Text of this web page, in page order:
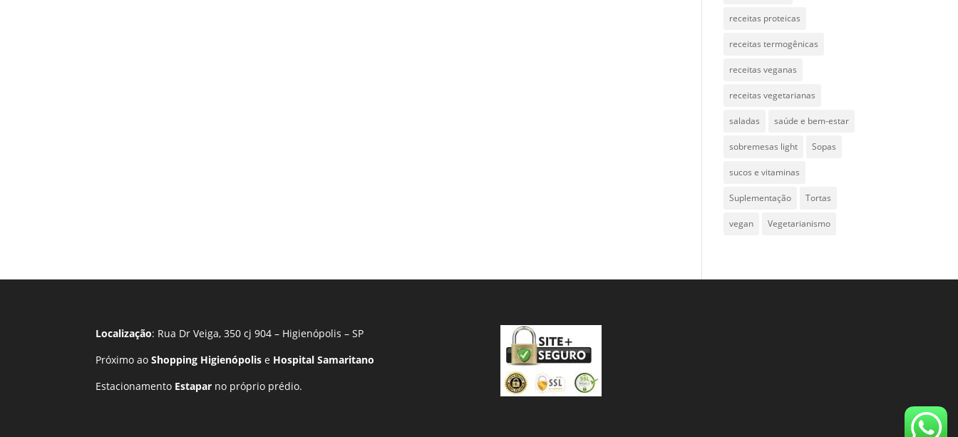
receitas proteicas
receitas termogênicas
receitas veganas
receitas vegetarianas
saladas saúde e bem-estar
sobremesas light Sopas
sucos e vitaminas
Suplementação Tortas
vegan Vegetarianismo
Localização: Rua Dr Veiga, 350 cj 904 – Higienópolis – SP
Próximo aoShopping Higienópolis e Hospital Samaritano
Estacionamento Estapar no próprio prédio.